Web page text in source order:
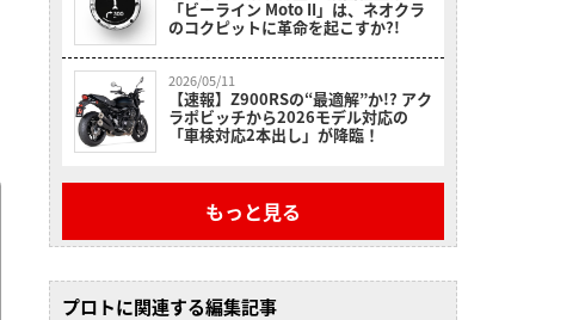
「ビーライン Moto II」は、ネオクラ
のコクピットに革命を起こすか?!
2026/05/11
【速報】Z900RSの“最適解”か!? アク
ラポビッチから2026モデル対応の
「車検対応2本出し」が降臨！
もっと見る
プロトに関連する編集記事